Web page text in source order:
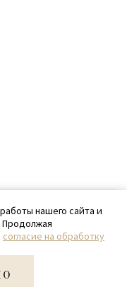
87
нашего сайта и
Продолжая
согласие на обработку